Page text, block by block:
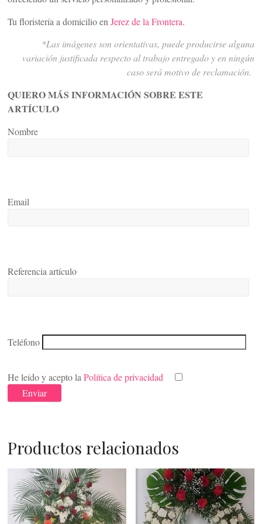
Tu floristería a domicilio enJerez de la Frontera.
*Las imágenes son orientativas, puede producirse alguna
variación justificada respecto al trabajo entregado y en ningún
caso será motivo de reclamación.
QUIERO MÁS INFORMACIÓN SOBRE ESTE
ARTÍCULO
Nombre
Email
Referencia artículo
Teléfono
He leído y acepto laPolítica de privacidad
Productos relacionados